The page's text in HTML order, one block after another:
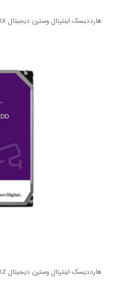
هارددیسک اینترنال وسترن دیجیتال 2TB WD20PURX
هارددیسک اینترنال وسترن دیجیتال 1TB WD11PURZ